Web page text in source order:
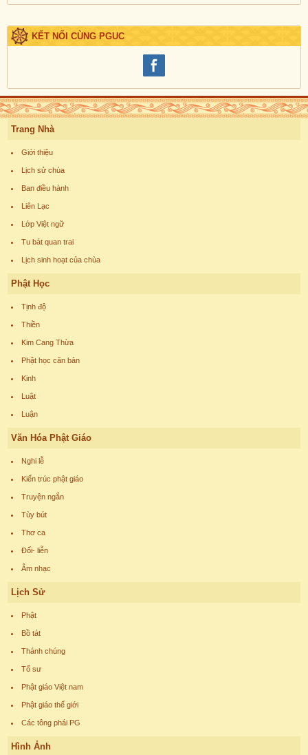
KẾT NỐI CÙNG PGUC
Trang Nhà
Giới thiệu
Lịch sử chùa
Ban điều hành
Liên Lạc
Lớp Việt ngữ
Tu bát quan trai
Lịch sinh hoạt của chùa
Phật Học
Tịnh độ
Thiền
Kim Cang Thừa
Phật học căn bản
Kinh
Luật
Luận
Văn Hóa Phật Giáo
Nghi lễ
Kiến trúc phật giáo
Truyện ngắn
Tùy bút
Thơ ca
Đối- liễn
Âm nhạc
Lịch Sử
Phật
Bồ tát
Thánh chúng
Tổ sư
Phật giáo Việt nam
Phật giáo thế giới
Các tông phái PG
Hình Ảnh